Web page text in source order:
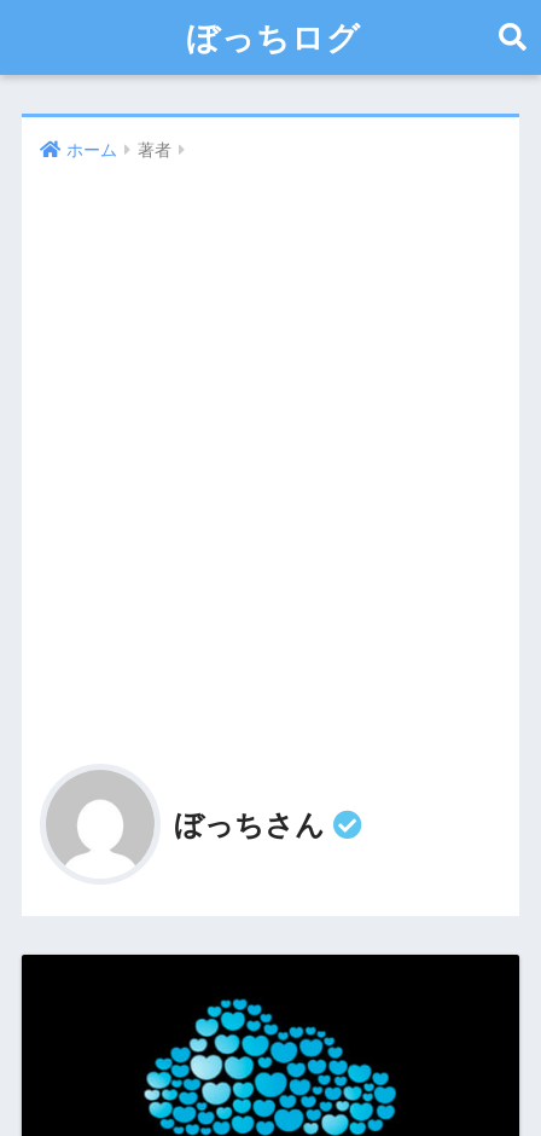
ぼっちログ
ホーム 著者
ぼっちさん